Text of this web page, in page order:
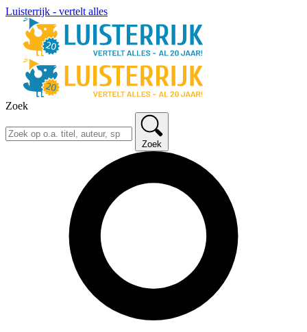
Luisterrijk - vertelt alles
Zoek
Zoek